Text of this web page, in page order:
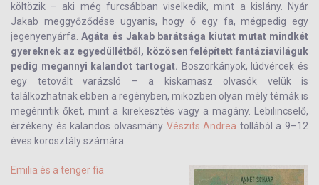
költözik – aki még furcsábban viselkedik, mint a kislány. Nyár
Jakab meggyőződése ugyanis, hogy ő egy fa, mégpedig egy
jegenyenyárfa. Agáta és Jakab barátsága kiutat mutat mindkét
gyereknek az egyedüllétből, közösen felépített fantáziaviláguk
pedig megannyi kalandot tartogat. Boszorkányok, lúdvércek és
egy tetovált varázsló – a kiskamasz olvasók velük is
találkozhatnak ebben a regényben, miközben olyan mély témák is
megérintik őket, mint a kirekesztés vagy a magány. Lebilincselő,
érzékeny és kalandos olvasmány Vészits Andrea tollából a 9–12
éves korosztály számára.
Emilia és a tenger fia